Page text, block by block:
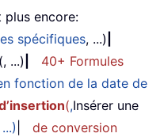
plus encore:
spécifiques, ...)
(, ...)
40+ Formules
fonction de la date de
(,Insérer une
de conversion